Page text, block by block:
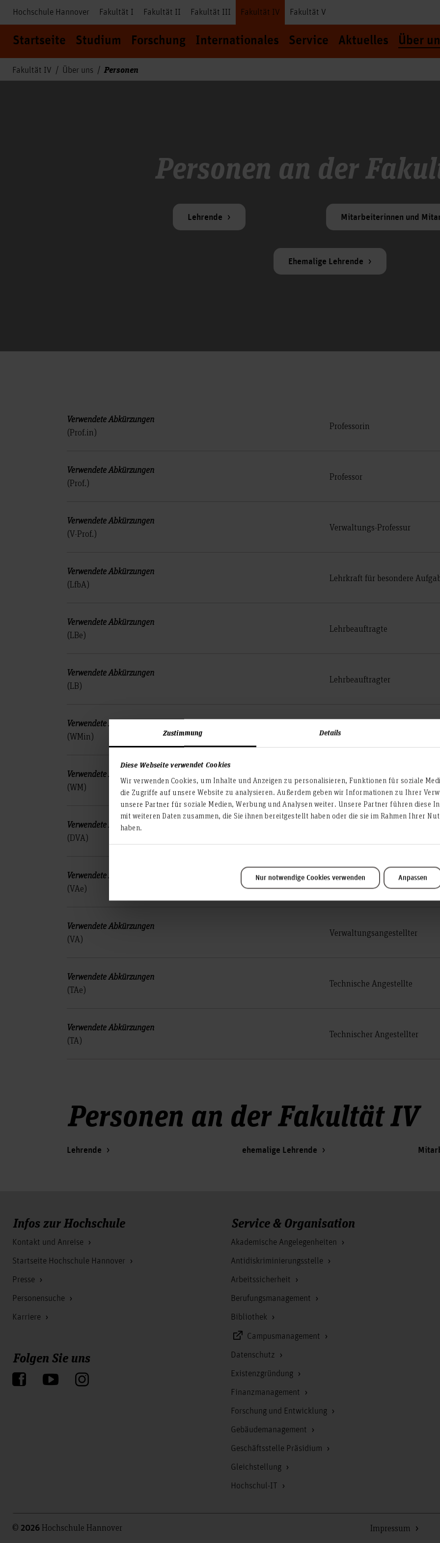
Zustimmung Details
Diese Webseite verwendet Cookies
Wir verwenden Cookies, um Inhalte und Anzeigen zu personalisieren, Funktionen für soziale
die Zugriffe auf unsere Website zu analysieren. Außerdem geben wir Informationen zu Ihrer
unsere Partner für soziale Medien, Werbung und Analysen weiter. Unsere Partner führen diese
mit weiteren Daten zusammen, die Sie ihnen bereitgestellt haben oder die sie im Rahmen Ihrer
haben.
Nur notwendige Cookies verwenden Anpassen
Hochschule Hannover Fakultät I Fakultät II Fakultät III Fakultät IV Fakultät V
Startseite Studium Forschung Internationales Service Aktuelles Über
Fakultät IV Über uns Personen
Personen an der
Lehrende Mitarbeiterinnen und
Ehemalige Lehrende
(Prof.in)
Professorin
(Prof.)
Professor
(V-Prof.)
Verwaltungs-Professur
(LfbA)
Lehrkraft für besondere
(LBe)
Lehrbeauftragte
(LB)
Lehrbeauftragter
(WMin)
Wissenschaftliche
(WM)
Wissenschaftlicher Mitarbeiter
(DVA)
(VAe)
Verwaltungsangestellte
(VA)
Verwaltungsangestellter
(TAe)
Technische Angestellte
(TA)
Technischer Angestellter
Personen an der Fakultät IV
Lehrende ehemalige Lehrende
Infos zur Hochschule
Kontakt und Anreise
Startseite Hochschule Hannover
Presse
Personensuche
Karriere
Folgen Sie uns
Service & Organisation
Akademische Angelegenheiten
Antidiskriminierungsstelle
Arbeitssicherheit
Berufungsmanagement
Bibliothek
Campusmanagement
Datenschutz
Existenzgründung
Finanzmanagement
Forschung und Entwicklung
Gebäudemanagement
Geschäftsstelle Präsidium
Gleichstellung
Hochschul-IT
© 2026 Hochschule Hannover Impressum